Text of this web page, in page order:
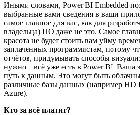
Иными словами, Power BI Embedded
выбранные вами сведения в ваши
самое главное для вас, как для
владельца) ПО даже не это. Самое
красота не будет стоить вам уйму
заплаченных программистам, потому
отчётов, придумывать способы
нужно – всё уже есть в Power BI. Ваша
путь к данным. Это могут быть
различные базы данных (например HD
Azure).
Кто за всё платит?